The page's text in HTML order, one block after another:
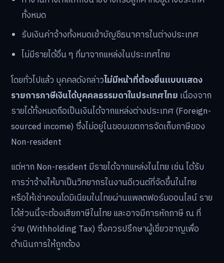
ทั้งหมด
รับเงินค่าจ้างทั้งหมดเข้าบัญชีธนาคารในต่างประเทศ
ไม่มีรายได้อื่น ๆ ที่มาจากแหล่งในประเทศไทย
โดยทั่วไปแล้ว บุคคลดังกล่าวไม่มีหน้าที่ต้องยื่นแบบแสดง
รายการภาษีเงินได้บุคคลธรรมดาในประเทศไทย เนื่องจาก
รายได้ทั้งหมดถือเป็นเงินได้จากแหล่งต่างประเทศ (Foreign-
sourced income) ซึ่งไม่อยู่ในขอบเขตการจัดเก็บภาษีของ
Non-resident
แต่หาก Non-resident มีรายได้จากแหล่งในไทย เช่น ได้รับ
การว่าจ้างให้มาเป็นวิทยากรในงานอีเวนต์ที่จัดขึ้นในไทย
หรือให้เช่าคอนโดมิเนียมในไทยผ่านแพลตฟอร์มออนไลน์ ราย
ได้ส่วนนี้จะต้องเสียภาษีในไทย และอาจมีการหักภาษี ณ ที่
จ่าย (Withholding Tax) ซึ่งควรปรึกษาผู้เชี่ยวชาญเพื่อ
ดำเนินการให้ถูกต้อง